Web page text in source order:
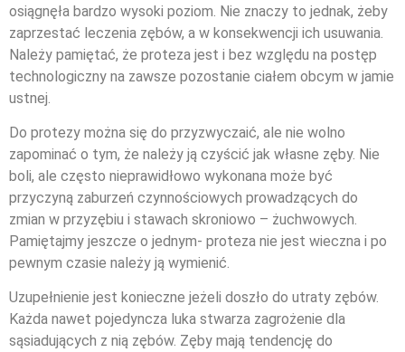
osiągnęła bardzo wysoki poziom. Nie znaczy to jednak, żeby
zaprzestać leczenia zębów, a w konsekwencji ich usuwania.
Należy pamiętać, że proteza jest i bez względu na postęp
technologiczny na zawsze pozostanie ciałem obcym w jamie
ustnej.
Do protezy można się do przyzwyczaić, ale nie wolno
zapominać o tym, że należy ją czyścić jak własne zęby. Nie
boli, ale często nieprawidłowo wykonana może być
przyczyną zaburzeń czynnościowych prowadzących do
zmian w przyzębiu i stawach skroniowo – żuchwowych.
Pamiętajmy jeszcze o jednym- proteza nie jest wieczna i po
pewnym czasie należy ją wymienić.
Uzupełnienie jest konieczne jeżeli doszło do utraty zębów.
Każda nawet pojedyncza luka stwarza zagrożenie dla
sąsiadujących z nią zębów. Zęby mają tendencję do